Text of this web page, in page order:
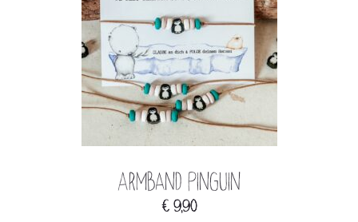
Armband Pinguin
€ 9,90